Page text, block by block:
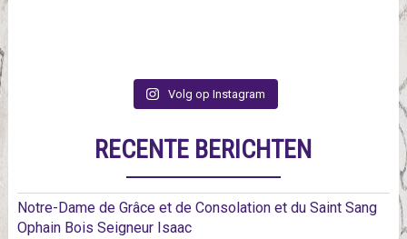
Volg op Instagram
RECENTE BERICHTEN
Notre-Dame de Grâce et de Consolation et du Saint Sang
Ophain Bois Seigneur Isaac